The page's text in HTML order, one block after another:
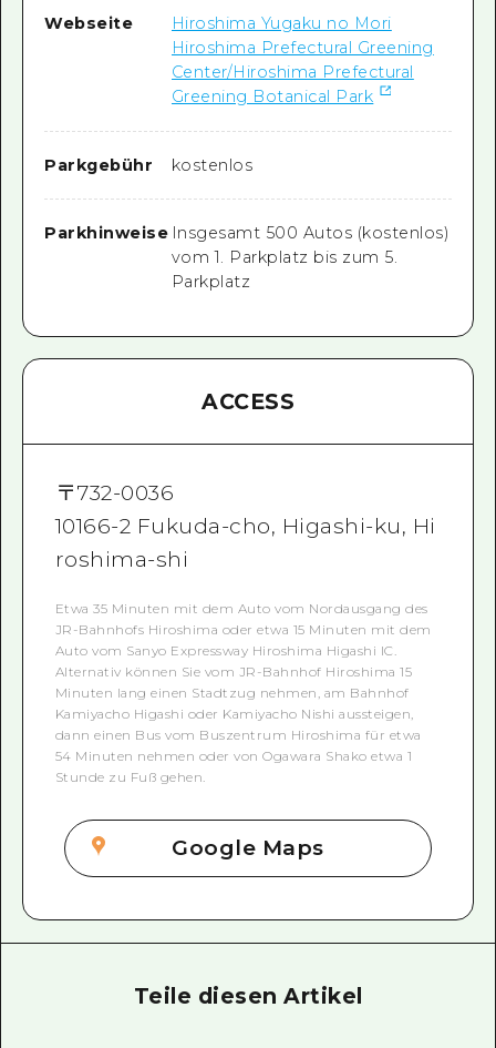
Webseite
Hiroshima Yugaku no Mori
Hiroshima Prefectural Greening
Center/Hiroshima Prefectural
Greening Botanical Park
Parkgebühr kostenlos
Parkhinweise Insgesamt 500 Autos (kostenlos)
vom 1. Parkplatz bis zum 5.
Parkplatz
ACCESS
〒732-0036
10166-2 Fukuda-cho, Higashi-ku, Hi
roshima-shi
Etwa 35 Minuten mit dem Auto vom Nordausgang des
JR-Bahnhofs Hiroshima oder etwa 15 Minuten mit dem
Auto vom Sanyo Expressway Hiroshima Higashi IC.
Alternativ können Sie vom JR-Bahnhof Hiroshima 15
Minuten lang einen Stadtzug nehmen, am Bahnhof
Kamiyacho Higashi oder Kamiyacho Nishi aussteigen,
dann einen Bus vom Buszentrum Hiroshima für etwa
54 Minuten nehmen oder von Ogawara Shako etwa 1
Stunde zu Fuß gehen.
Google Maps
Teile diesen Artikel